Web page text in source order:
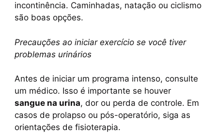
incontinência. Caminhadas, natação ou ciclismo
são boas opções.
Precauções ao iniciar exercício se você tiver
problemas urinários
Antes de iniciar um programa intenso, consulte
um médico. Isso é importante se houver
sangue na urina, dor ou perda de controle. Em
casos de prolapso ou pós-operatório, siga as
orientações de fisioterapia.